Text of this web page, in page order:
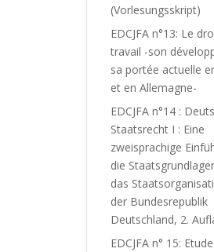
(Vorlesungsskript)
EDCJFA n°13: Le
travail -son
sa portée actuelle
et en Allemagne-
EDCJFA n°14 :
Staatsrecht I : Eine
zweisprachige
die
das
der Bundesrepublik
Deutschland, 2.
EDCJFA n° 15: Etude